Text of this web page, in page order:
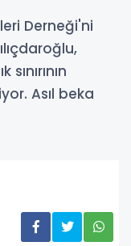
Derneği'ni
Asıl beka